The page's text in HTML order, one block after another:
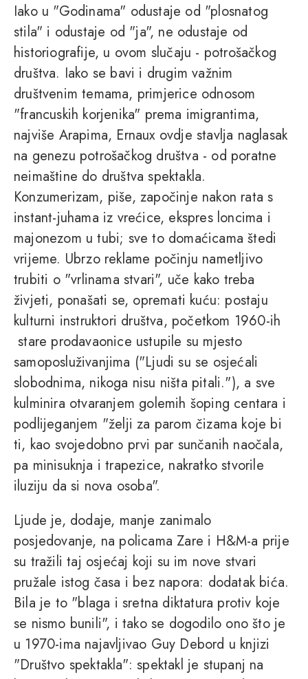
Iako u "Godinama" odustaje od "plosnatog
stila" i odustaje od "ja", ne odustaje od
historiografije, u ovom slučaju - potrošačkog
društva. Iako se bavi i drugim važnim
društvenim temama, primjerice odnosom
"francuskih korjenika" prema imigrantima,
najviše Arapima, Ernaux ovdje stavlja naglasak
na genezu potrošačkog društva - od poratne
neimaštine do društva spektakla.
Konzumerizam, piše, započinje nakon rata s
instant-juhama iz vrećice, ekspres loncima i
majonezom u tubi; sve to domaćicama štedi
vrijeme. Ubrzo reklame počinju nametljivo
trubiti o "vrlinama stvari", uče kako treba
živjeti, ponašati se, opremati kuću: postaju
kulturni instruktori društva, početkom 1960-ih
stare prodavaonice ustupile su mjesto
samoposluživanjima ("Ljudi su se osjećali
slobodnima, nikoga nisu ništa pitali."), a sve
kulminira otvaranjem golemih šoping centara i
podlijeganjem "želji za parom čizama koje bi
ti, kao svojedobno prvi par sunčanih naočala,
pa minisuknja i trapezice, nakratko stvorile
iluziju da si nova osoba".
Ljude je, dodaje, manje zanimalo
posjedovanje, na policama Zare i H&M-a prije
su tražili taj osjećaj koji su im nove stvari
pružale istog časa i bez napora: dodatak bića.
Bila je to "blaga i sretna diktatura protiv koje
se nismo bunili", i tako se dogodilo ono što je
u 1970-ima najavljivao Guy Debord u knjizi
"Društvo spektakla": spektakl je stupanj na